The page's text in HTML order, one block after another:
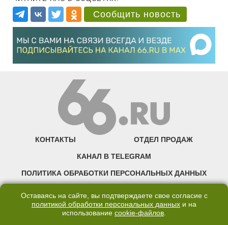
Сообщить новость
КОНТАКТЫ ОТДЕЛ ПРОДАЖ
КАНАЛ В TELEGRAM
ПОЛИТИКА ОБРАБОТКИ ПЕРСОНАЛЬНЫХ ДАННЫХ
©2007—2025 66.RU. Воспроизведение, сообщение, доведение до всеобщего
Оставаясь на сайте, вы подтверждаете свое согласие с
политикой обработки персональных данных и на
использование cookie-файлов.